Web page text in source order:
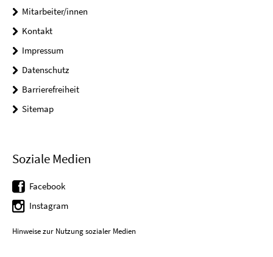
Mitarbeiter/innen
Kontakt
Impressum
Datenschutz
Barrierefreiheit
Sitemap
Soziale Medien
Facebook
Instagram
Hinweise zur Nutzung sozialer Medien